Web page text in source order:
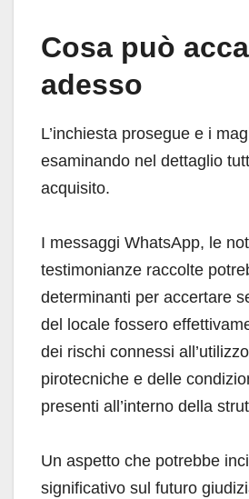
Cosa può
adesso
L’inchiesta prosegue e i
esaminando nel dettaglio
acquisito.
I messaggi WhatsApp, le
testimonianze raccolte
determinanti per accertare
del locale fossero
dei rischi connessi
pirotecniche e delle
presenti all’interno della
Un aspetto che potrebbe
significativo sul futuro